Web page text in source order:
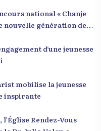
national « Chanje
nouvelle génération de
d’une jeunesse
mobilise la jeunesse
inspirante
Rendez-Vous